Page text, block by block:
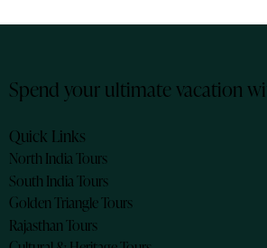
Spend your ultimate vacation
Quick Links
North India Tours
South India Tours
Golden Triangle Tours
Rajasthan Tours